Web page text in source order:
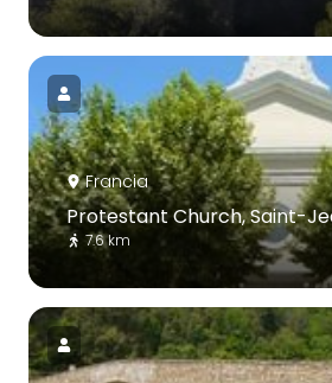
Francia
Protestant Church, Saint-
7.6 km